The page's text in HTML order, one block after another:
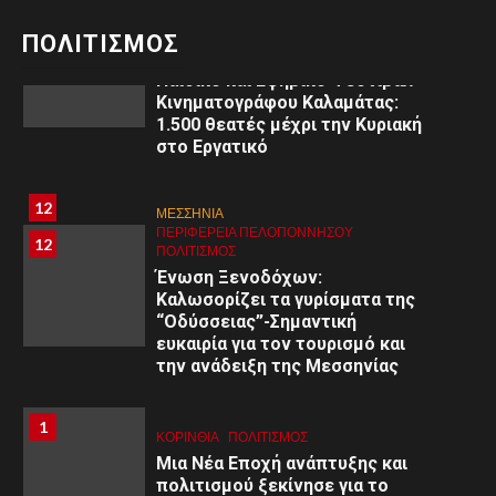
ΠΟΛΙΤΙΣΜΟΣΠΟΛΙΤΙΣΜΌΣ
3ο
Κινηματογράφου Καλαμάτας:
1.500 θεατές μέχρι την Κυριακή
στο Εργατικό
12
12
ΜΕΣΣΗΝΙΑ
ΠΕΡΙΦΈΡΕΙΑ ΠΕΛΟΠΟΝΝΉΣΟΥ
ΠΟΛΙΤΙΣΜΌΣ
Ένωση Ξενοδόχων:
Καλωσορίζει τα γυρίσματα της
“Οδύσσειας”-Σημαντική
ευκαιρία για τον τουρισμό και
την ανάδειξη της Μεσσηνίας
1
1
ΚΟΡΙΝΘΊΑ ΠΟΛΙΤΙΣΜΌΣ
Μια Νέα Εποχή ανάπτυξης και
πολιτισμού ξεκίνησε για το
8
8
ΠΕΡΙΦΈΡΕΙΑ ΠΕΛΟΠΟΝΝΉΣΟΥ
Εκδήλωση στο Άργος: «Εφηβική
ψυχολογία: Κατανόηση –
Διαχείριση – Υποστήριξη»
9
ΚΟΡΙΝΘΊΑ
ΠΕΡΙΦΈΡΕΙΑ ΠΕΛΟΠΟΝΝΉΣΟΥ ΥΓΕΙΑ
Γυμνάσιο Κορίνθου